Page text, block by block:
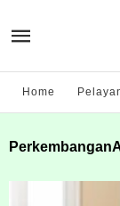
Home